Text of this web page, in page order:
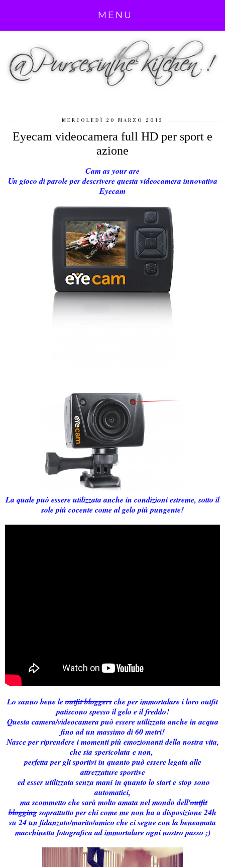
MENU
MERCOLEDÌ 20 MARZO 2013
Eyecam videocamera full HD per sport e
azione
Cam as your are
Un gioco di parole per descrivere questa videocamera innovativa
Eyecam
La quale può essere utilizzata anche in condizioni estreme, sotto il
sole più cocente come al gelo più pungente!
Lo sanno bene leoutfit bloggersche per immortalare i loro outfit
patiscono spesso il gelo e il freddo!
Questa camera/videocamera può essere utilizzata anche in acqua
fino ad un massimo di 60 metri!
Nasce per riprendere i momenti più emozionanti della nostra vita,
che sia spericolata e non,
perfetta per gli sportivi in quanto può essere legata alle
attrezzature sportive
ed esser utilizzata senza mani in quanto lo start e stop sono
automatici,
ma scommetto che sarà molto amata nel mondo dell'outfit
bloggingsoprattutto per chi come me non ha a disposizione 24h
su 24 un fidanzato/marito/amico che ci segue con la beneamata
macchinetta fotografica ad immortalare ogni nostro passo ;)